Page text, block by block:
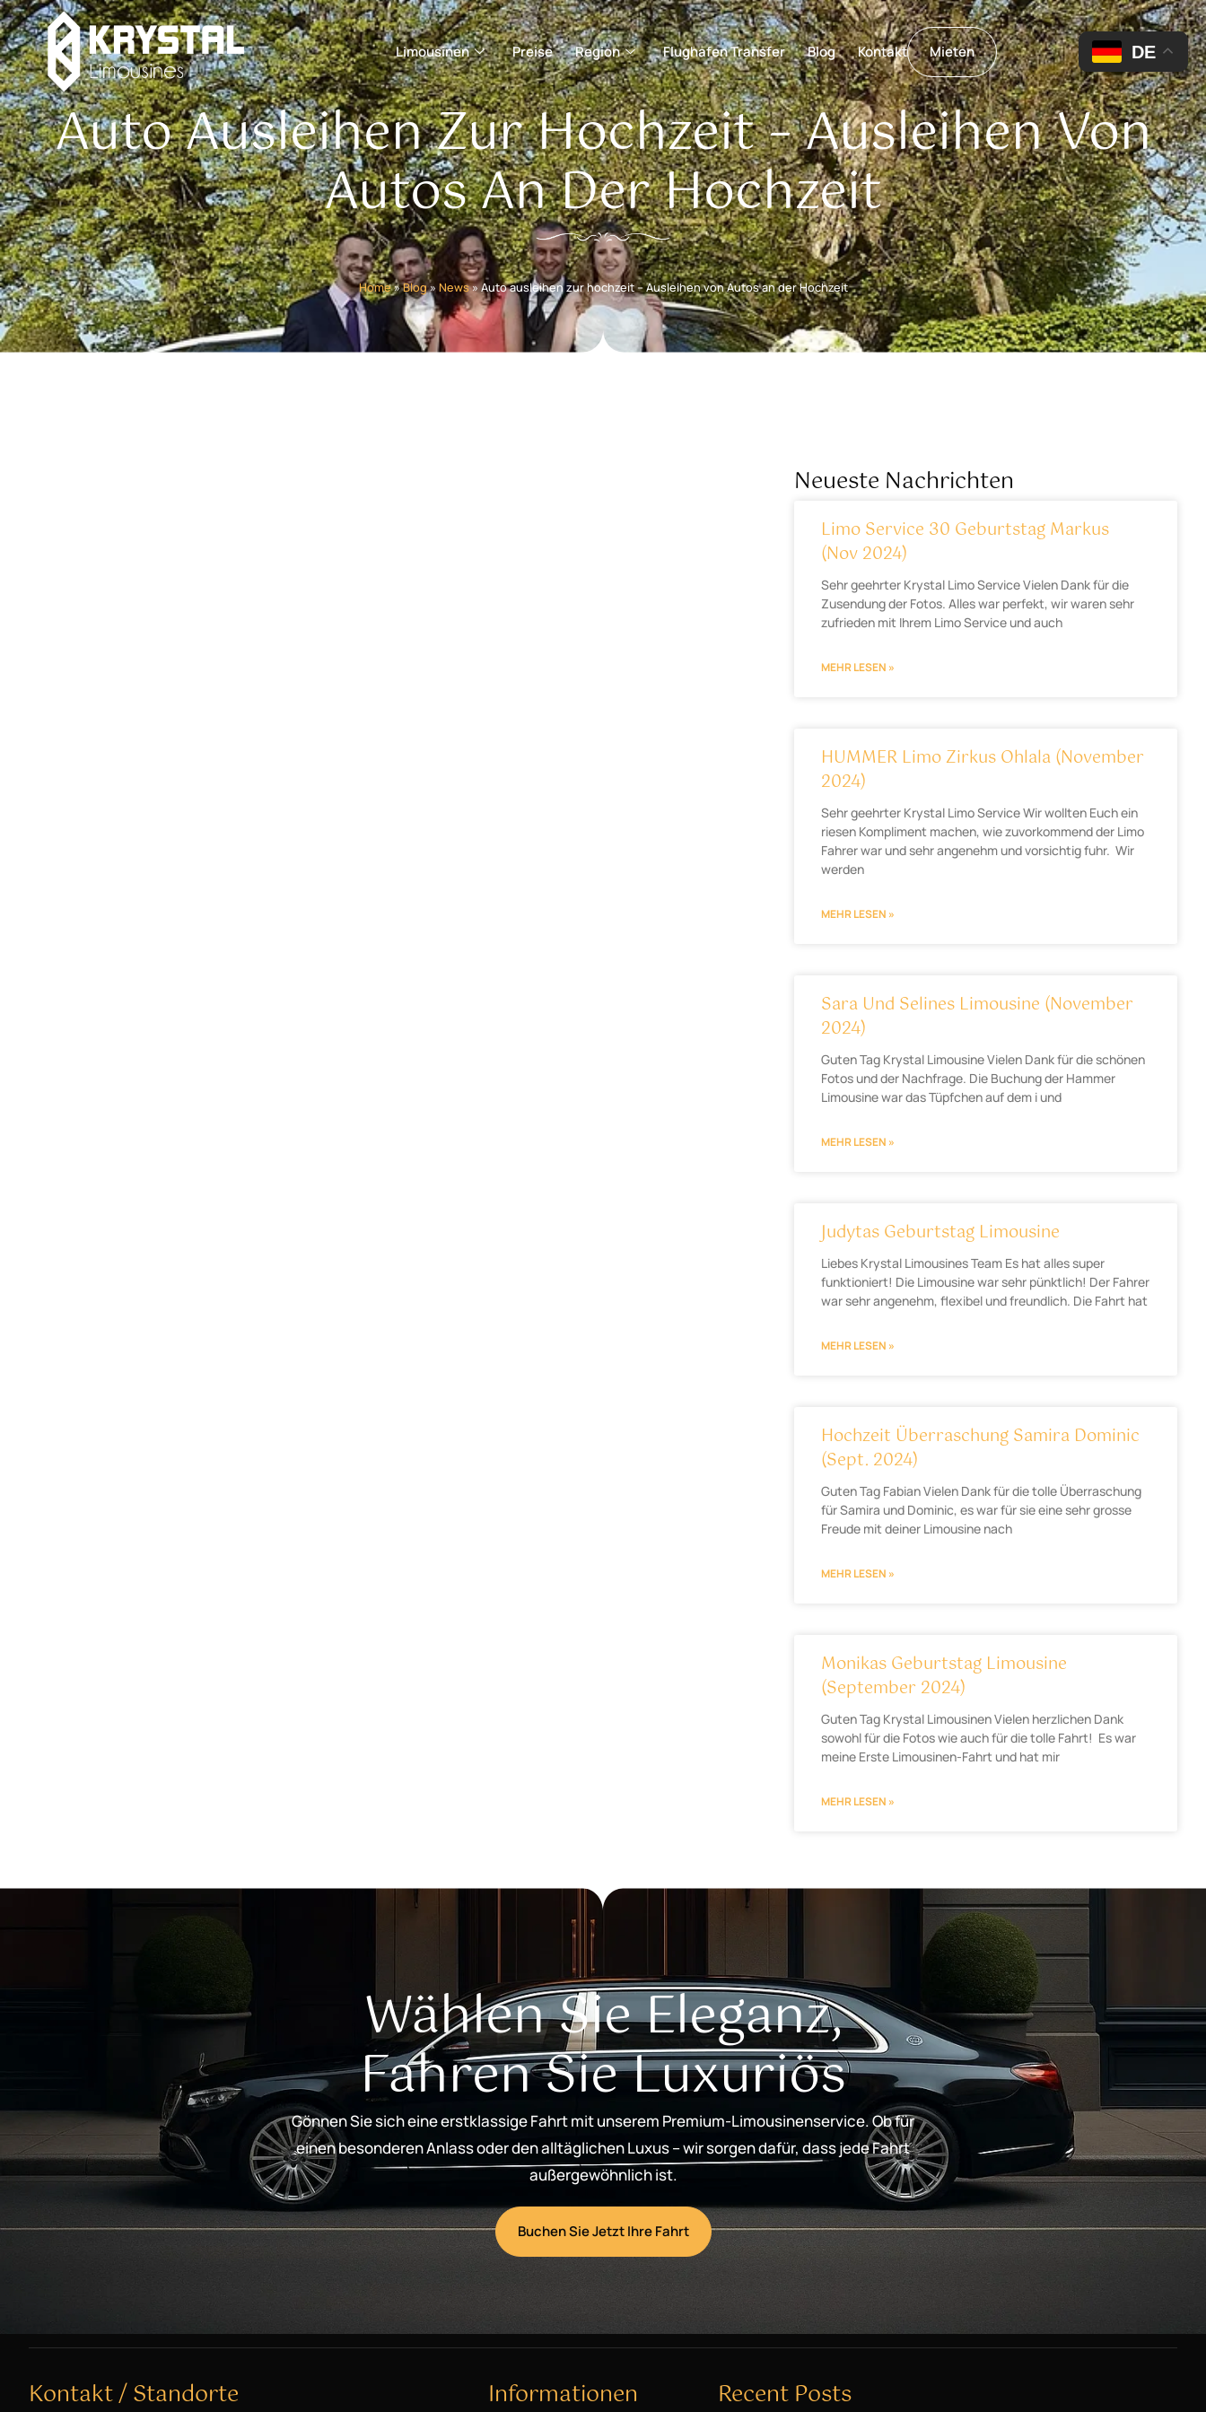
Limousinen Preise Region Flughafen Transfer Blog Kontakt Mieten
Auto Ausleihen Zur Hochzeit – Ausleihen Von
Autos An Der Hochzeit
Home»Blog» News»Auto ausleihen zur hochzeit – Ausleihen von Autos an der Hochzeit
Neueste Nachrichten
Limo Service 30 Geburtstag Markus
(Nov 2024)
Sehr geehrter Krystal Limo Service Vielen Dank für die
Zusendung der Fotos. Alles war perfekt, wir waren sehr
zufrieden mit Ihrem Limo Service und auch
MEHR LESEN »
HUMMER Limo Zirkus Ohlala (November
2024)
Sehr geehrter Krystal Limo Service Wir wollten Euch ein
riesen Kompliment machen, wie zuvorkommend der Limo
Fahrer war und sehr angenehm und vorsichtig fuhr. Wir
werden
MEHR LESEN »
Sara Und Selines Limousine (November
2024)
Guten Tag Krystal Limousine Vielen Dank für die schönen
Fotos und der Nachfrage. Die Buchung der Hammer
Limousine war das Tüpfchen auf dem i und
MEHR LESEN »
Judytas Geburtstag Limousine
Liebes Krystal Limousines Team Es hat alles super
funktioniert! Die Limousine war sehr pünktlich! Der Fahrer
war sehr angenehm, flexibel und freundlich. Die Fahrt hat
MEHR LESEN »
Hochzeit Überraschung Samira Dominic
(Sept. 2024)
Guten Tag Fabian Vielen Dank für die tolle Überraschung
für Samira und Dominic, es war für sie eine sehr grosse
Freude mit deiner Limousine nach
MEHR LESEN »
Monikas Geburtstag Limousine
(September 2024)
Guten Tag Krystal Limousinen Vielen herzlichen Dank
sowohl für die Fotos wie auch für die tolle Fahrt! Es war
meine Erste Limousinen-Fahrt und hat mir
MEHR LESEN »
Wählen Sie Eleganz,
Fahren Sie Luxuriös
Gönnen Sie sich eine erstklassige Fahrt mit unserem Premium-Limousinenservice. Ob für
einen besonderen Anlass oder den alltäglichen Luxus – wir sorgen dafür, dass jede Fahrt
außergewöhnlich ist.
Buchen Sie Jetzt Ihre Fahrt
Kontakt / Standorte Informationen Recent Posts
DE